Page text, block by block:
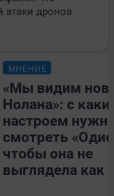
атаки дронов
МНЕНИЕ
«Мы видим
Нолана»: с
настроем
смотреть
чтобы она не
выглядела как